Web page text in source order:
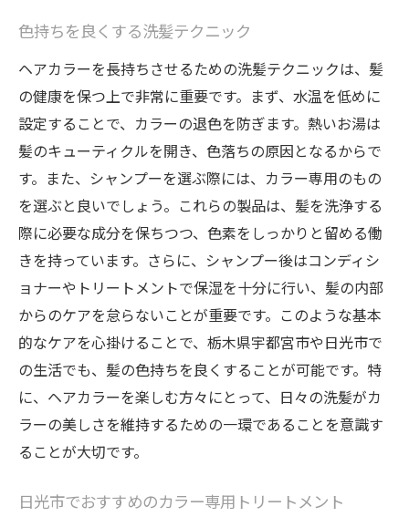
色持ちを良くする洗髪テクニック
ヘアカラーを長持ちさせるための洗髪テクニックは、髪
の健康を保つ上で非常に重要です。まず、水温を低めに
設定することで、カラーの退色を防ぎます。熱いお湯は
髪のキューティクルを開き、色落ちの原因となるからで
す。また、シャンプーを選ぶ際には、カラー専用のもの
を選ぶと良いでしょう。これらの製品は、髪を洗浄する
際に必要な成分を保ちつつ、色素をしっかりと留める働
きを持っています。さらに、シャンプー後はコンディシ
ョナーやトリートメントで保湿を十分に行い、髪の内部
からのケアを怠らないことが重要です。このような基本
的なケアを心掛けることで、栃木県宇都宮市や日光市で
の生活でも、髪の色持ちを良くすることが可能です。特
に、ヘアカラーを楽しむ方々にとって、日々の洗髪がカ
ラーの美しさを維持するための一環であることを意識す
ることが大切です。
日光市でおすすめのカラー専用トリートメント